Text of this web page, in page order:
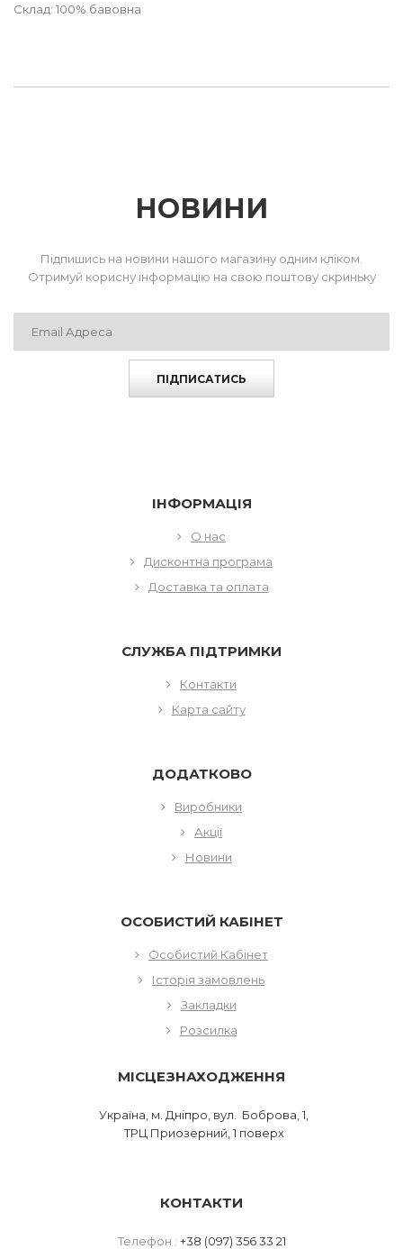
Склад: 100% бавовна
НОВИНИ
Підпишись на новини нашого магазину одним кліком.
Отримуй корисну інформацію на свою поштову скриньку
ПІДПИСАТИСЬ
ІНФОРМАЦІЯ
О нас
Дисконтна програма
Доставка та оплата
СЛУЖБА ПІДТРИМКИ
Контакти
Карта сайту
ДОДАТКОВО
Виробники
Акції
Новини
ОСОБИСТИЙ КАБІНЕТ
Особистий Кабінет
Історія замовлень
Закладки
Розсилка
МІСЦЕЗНАХОДЖЕННЯ
Україна, м. Дніпро, вул. Боброва, 1,
ТРЦ Приозерний, 1 поверх
КОНТАКТИ
Телефон : +38 (097) 356 33 21